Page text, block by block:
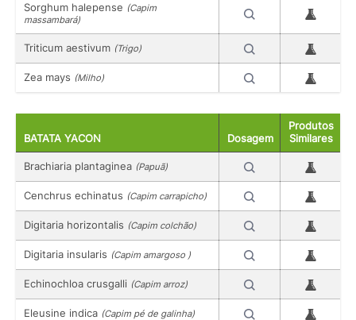
Sorghum halepense (Capim
massambará)
Triticum aestivum (Trigo)
Zea mays (Milho)
BATATA YACON Dosagem
Produtos
Similares
Brachiaria plantaginea (Papuã)
Cenchrus echinatus (Capim carrapicho)
Digitaria horizontalis (Capim colchão)
Digitaria insularis (Capim amargoso )
Echinochloa crusgalli (Capim arroz)
Eleusine indica (Capim pé de galinha)